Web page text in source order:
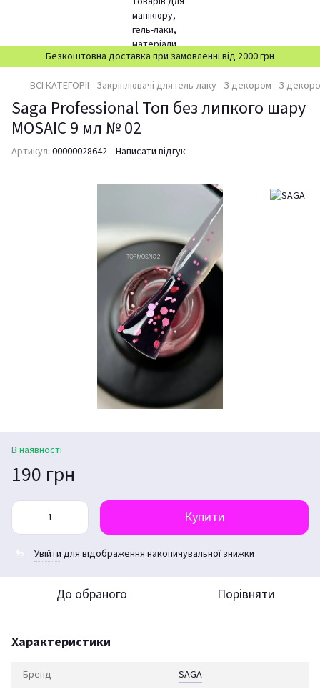
Безкоштовна доставка при замовленні від 2000 грн
ВСІ КАТЕГОРІЇ Закріплювачі для гель-лаку З декором З
Saga Professional Топ без липкого шару
MOSAIC 9 мл № 02
Артикул: 00000028642 Написати відгук
В наявності
190 грн
Купити
Увійти для відображення накопичувальної знижки
До обраного Порівняти
Характеристики
Бренд SAGA